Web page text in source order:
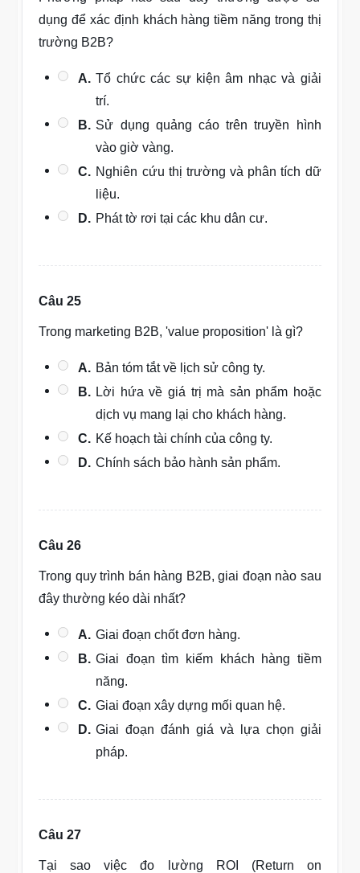
dụng để xác định khách hàng tiềm năng trong thị
trường B2B?
A. Tổ chức các sự kiện âm nhạc và giải
trí.
B. Sử dụng quảng cáo trên truyền hình
vào giờ vàng.
C. Nghiên cứu thị trường và phân tích dữ
liệu.
D. Phát tờ rơi tại các khu dân cư.
Câu 25
Trong marketing B2B, 'value proposition' là gì?
A. Bản tóm tắt về lịch sử công ty.
B. Lời hứa về giá trị mà sản phẩm hoặc
dịch vụ mang lại cho khách hàng.
C. Kế hoạch tài chính của công ty.
D. Chính sách bảo hành sản phẩm.
Câu 26
Trong quy trình bán hàng B2B, giai đoạn nào sau
đây thường kéo dài nhất?
A. Giai đoạn chốt đơn hàng.
B. Giai đoạn tìm kiếm khách hàng tiềm
năng.
C. Giai đoạn xây dựng mối quan hệ.
D. Giai đoạn đánh giá và lựa chọn giải
pháp.
Câu 27
Tại sao việc đo lường ROI (Return on